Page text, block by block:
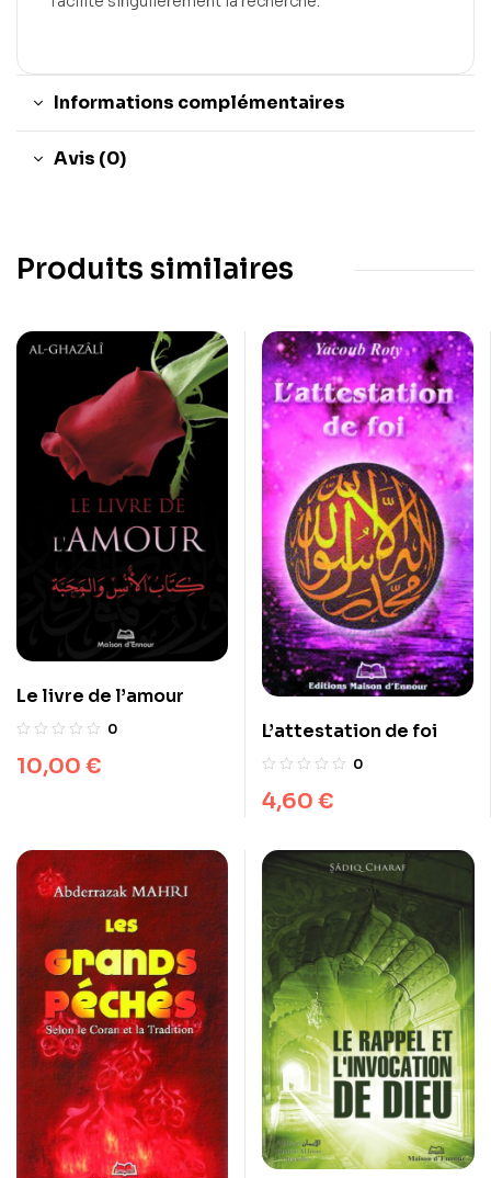
Informations complémentaires
Avis (0)
Produits similaires
Le livre de l’amour
0
10,00 €
L’attestation de foi
0
4,60 €